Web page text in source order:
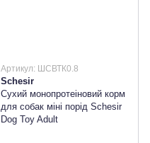
Артикул: ШСВТК0.8
Schesir
Сухий монопротеіновий корм
для собак міні порід Schesir
Dog Toy Adult